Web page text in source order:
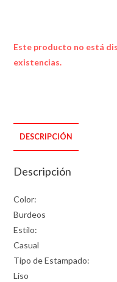
Este producto no está
existencias.
DESCRIPCIÓN
Descripción
Color:
Burdeos
Estilo:
Casual
Tipo de Estampado:
Liso